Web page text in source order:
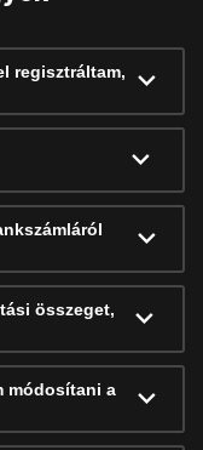
regisztráltam,
összeget,
módosítani a